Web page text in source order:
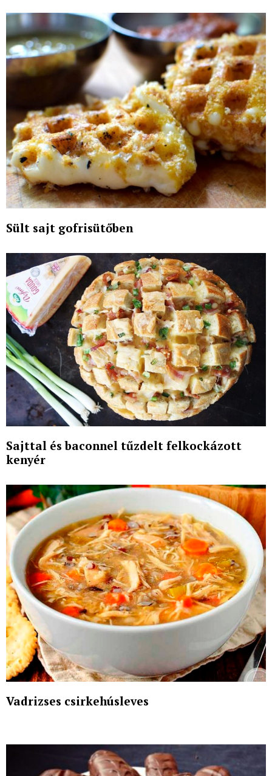
Sült sajt gofrisütőben
Sajttal és baconnel tűzdelt felkockázott
kenyér
Vadrizses csirkehúsleves